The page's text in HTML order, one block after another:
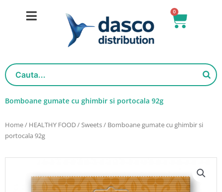
0
Basket
Bomboane gumate cu ghimbir si portocala 92g
Home/ HEALTHY FOOD/Sweets/ Bomboane gumate cu ghimbir si
portocala 92g